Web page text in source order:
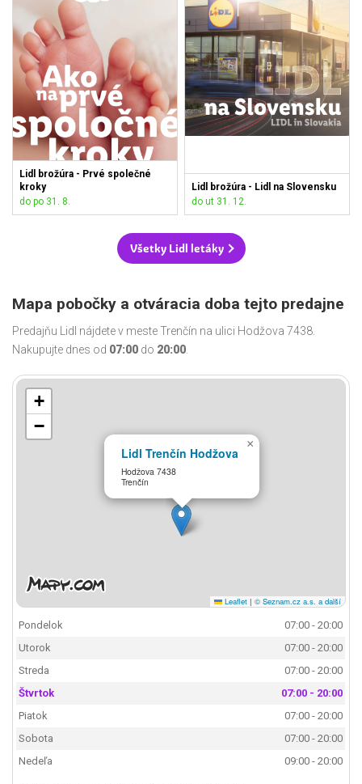
Lidl brožúra - Prvé společné
kroky
do po 31. 8.
Lidl brožúra - Lidl na Slovensku
do ut 31. 12.
Všetky Lidl letáky
Mapa pobočky a otváracia doba tejto predajne
Predajňu Lidl nájdete v meste Trenčín na ulici Hodžova 7438.
Nakupujte dnes od 07:00 do 20:00
Lidl Trenčín Hodžova
Hodžova 7438
Trenčín
×
+
−
Leaflet | © Seznam.cz a.s. a další
Pondelok
07:00 - 20:00
Utorok
07:00 - 20:00
Streda
07:00 - 20:00
Štvrtok
07:00 - 20:00
Piatok
07:00 - 20:00
Sobota
07:00 - 20:00
Nedeľa
09:00 - 20:00